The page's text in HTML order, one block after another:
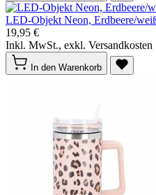
LED-Objekt Neon, Erdbeere/
19,95 €
Inkl. MwSt., exkl. Versandkosten
In den Warenkorb